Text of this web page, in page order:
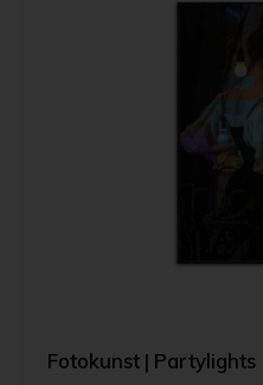
Fotokunst | Partylights